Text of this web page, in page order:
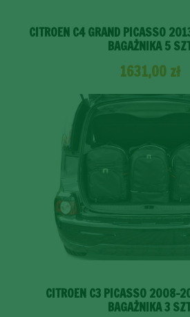
CITROEN C4 GRAND PICASSO
BAGAŻNIKA 5
1631,00 zł
CITROEN C3 PICASSO 2008-
BAGAŻNIKA 3